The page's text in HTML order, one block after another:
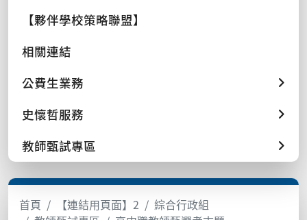
【夥伴學校策略聯盟】
相關連結
公費生業務
史懷哲服務
教師甄試專區
首頁 【連結用頁面】2
綜合行政組